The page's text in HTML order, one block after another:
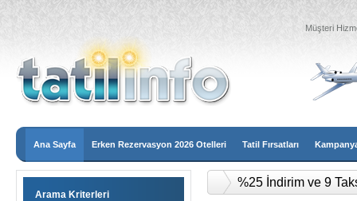
Müşteri
Ana Sayfa Erken Rezervasyon 2026 Otelleri Tatil Fırsatları
Arama Kriterleri
%25 İndirim ve 9